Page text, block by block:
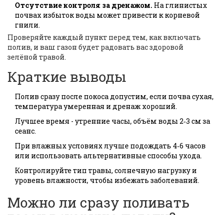
Отсутствие контроля за дренажом. На глинистых
почвах избыток воды может привести к корневой
гнили.
Проверяйте каждый пункт перед тем, как включать
полив, и ваш газон будет радовать вас здоровой
зелёной травой.
Краткие выводы
Полив сразу после покоса допустим, если почва сухая,
температура умеренная и дренаж хороший.
Лучшее время - утренние часы, объём воды 2‑3 см за
сеанс.
При влажных условиях лучше подождать 4‑6 часов
или использовать альтернативные способы ухода.
Контролируйте тип травы, солнечную нагрузку и
уровень влажности, чтобы избежать заболеваний.
Можно ли сразу поливать